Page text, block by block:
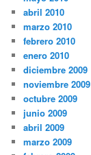
abril 2010
marzo 2010
febrero 2010
enero 2010
diciembre 2009
noviembre 2009
octubre 2009
junio 2009
abril 2009
marzo 2009